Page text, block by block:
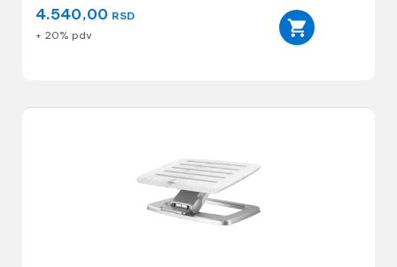
4.540,00 RSD
+ 20% pdv